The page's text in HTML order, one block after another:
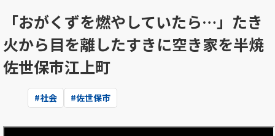
「おがくずを燃やしていたら…」たき
火から目を離したすきに空き家を半焼
佐世保市江上町
#社会 #佐世保市